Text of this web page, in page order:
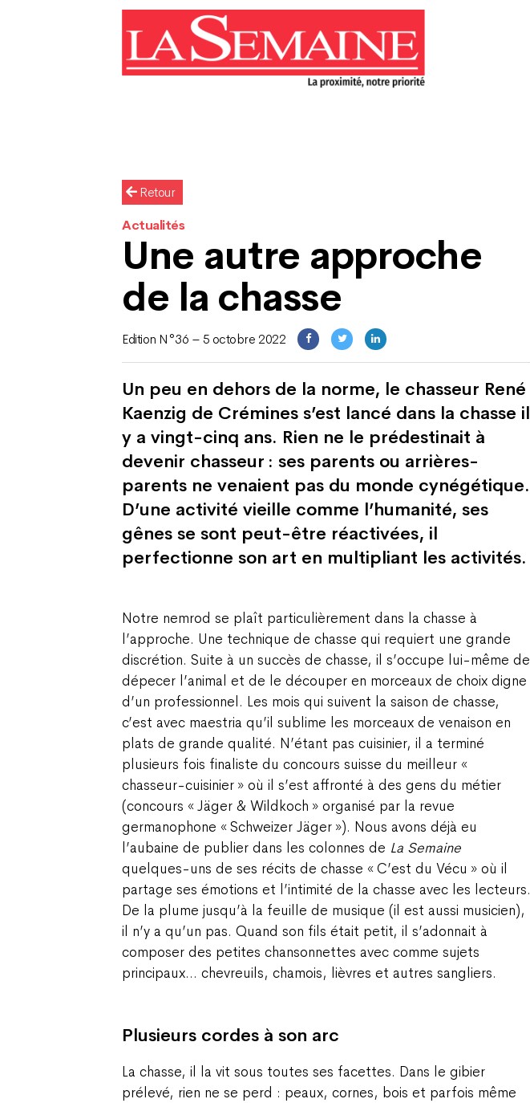
Retour
Actualités
Une autre approche
de la chasse
Edition N°36 – 5 octobre 2022
Un peu en dehors de la norme, le chasseur René
Kaenzig de Crémines s’est lancé dans la chasse il
y a vingt-cinq ans. Rien ne le prédestinait à
devenir chasseur : ses parents ou arrières-
parents ne venaient pas du monde cynégétique.
D’une activité vieille comme l’humanité, ses
gênes se sont peut-être réactivées, il
perfectionne son art en multipliant les activités.
Notre nemrod se plaît particulièrement dans la chasse à
l’approche. Une technique de chasse qui requiert une grande
discrétion. Suite à un succès de chasse, il s’occupe lui-même de
dépecer l’animal et de le découper en morceaux de choix digne
d’un professionnel. Les mois qui suivent la saison de chasse,
c’est avec maestria qu’il sublime les morceaux de venaison en
plats de grande qualité. N’étant pas cuisinier, il a terminé
plusieurs fois finaliste du concours suisse du meilleur «
chasseur-cuisinier » où il s’est affronté à des gens du métier
(concours « Jäger & Wildkoch » organisé par la revue
germanophone « Schweizer Jäger »). Nous avons déjà eu
l’aubaine de publier dans les colonnes de La Semaine
quelques-uns de ses récits de chasse « C’est du Vécu » où il
partage ses émotions et l’intimité de la chasse avec les lecteurs.
De la plume jusqu’à la feuille de musique (il est aussi musicien),
il n’y a qu’un pas. Quand son fils était petit, il s’adonnait à
composer des petites chansonnettes avec comme sujets
principaux… chevreuils, chamois, lièvres et autres sangliers.
Plusieurs cordes à son arc
La chasse, il la vit sous toutes ses facettes. Dans le gibier
prélevé, rien ne se perd : peaux, cornes, bois et parfois même